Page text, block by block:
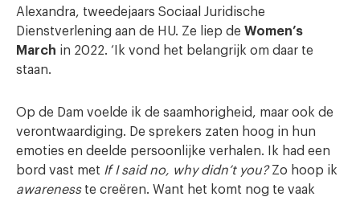
Alexandra, tweedejaars Sociaal Juridische
Dienstverlening aan de HU. Ze liep de Women’s
March in 2022. ‘Ik vond het belangrijk om daar te
staan.
Op de Dam voelde ik de saamhorigheid, maar ook de
verontwaardiging. De sprekers zaten hoog in hun
emoties en deelde persoonlijke verhalen. Ik had een
bord vast met If I said no, why didn’t you?Zo hoop ik
awarenesste creëren. Want het komt nog te vaak